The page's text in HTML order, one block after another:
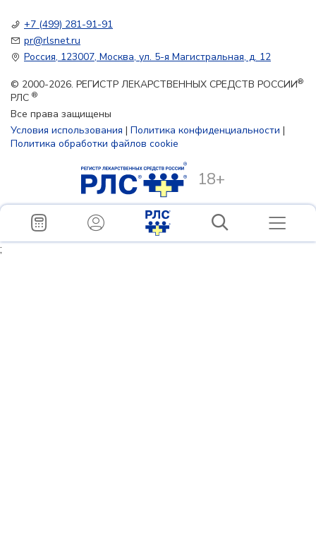
+7 (499) 281-91-91
pr@rlsnet.ru
Россия, 123007, Москва, ул. 5-я Магистральная, д. 12
© 2000-2026. РЕГИСТР ЛЕКАРСТВЕННЫХ СРЕДСТВ РОССИИ®
РЛС ®
Все права защищены
Условия использования | Политика конфиденциальности |
Политика обработки файлов cookie
18+
;